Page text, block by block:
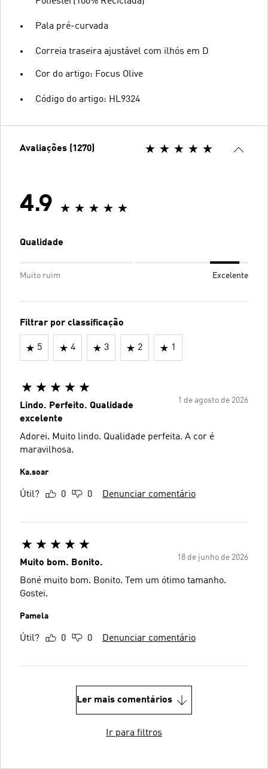
Pala pré-curvada
Correia traseira ajustável com ilhós em D
Cor do artigo: Focus Olive
Código do artigo: HL9324
Avaliações (1270)
4.9
Qualidade
Muito ruim Excelente
Filtrar por classificação
5 4 3 2 1
1 de agosto de 2026
Lindo. Perfeito. Qualidade
excelente
Adorei. Muito lindo. Qualidade perfeita. A cor é
maravilhosa.
Ka.soar
Útil? 0 0 Denunciar comentário
18 de junho de 2026
Muito bom. Bonito.
Boné muito bom. Bonito. Tem um ótimo tamanho.
Gostei.
Pamela
Útil? 0 0 Denunciar comentário
Ler mais comentários
Ir para filtros